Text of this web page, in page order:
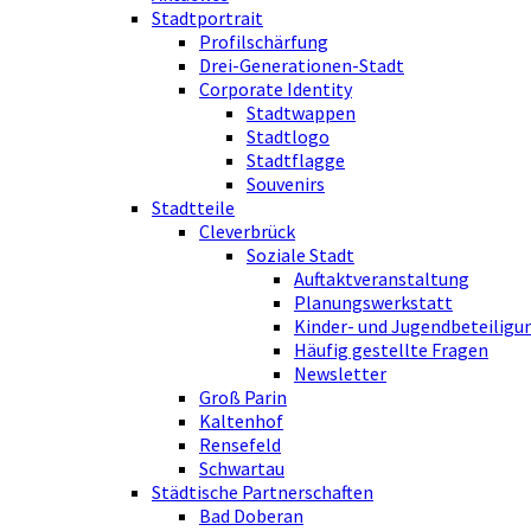
Stadtportrait
Profilschärfung
Drei-Generationen-Stadt
Corporate Identity
Stadtwappen
Stadtlogo
Stadtflagge
Souvenirs
Stadtteile
Cleverbrück
Soziale Stadt
Auftaktveranstaltung
Planungswerkstatt
Kinder- und
Häufig gestellte Fragen
Newsletter
Groß Parin
Kaltenhof
Rensefeld
Schwartau
Städtische Partnerschaften
Bad Doberan